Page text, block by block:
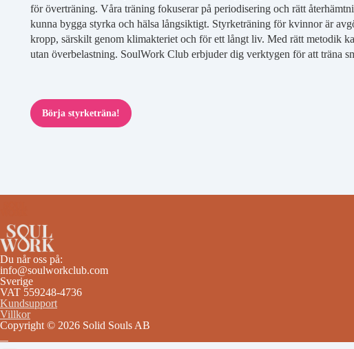
för överträning. Våra träning fokuserar på periodisering och rätt
kunna bygga styrka och hälsa långsiktigt. Styrketräning för kvinnor är
kropp, särskilt genom klimakteriet och för ett långt liv. Med rätt metodik
utan överbelastning. SoulWork Club erbjuder dig verktygen för att träna
Börja styrketräna!
Du når oss på:
info@soulworkclub.com
Sverige
VAT 559248-4736
Kundsupport
Villkor
Copyright © 2026 Solid Souls AB